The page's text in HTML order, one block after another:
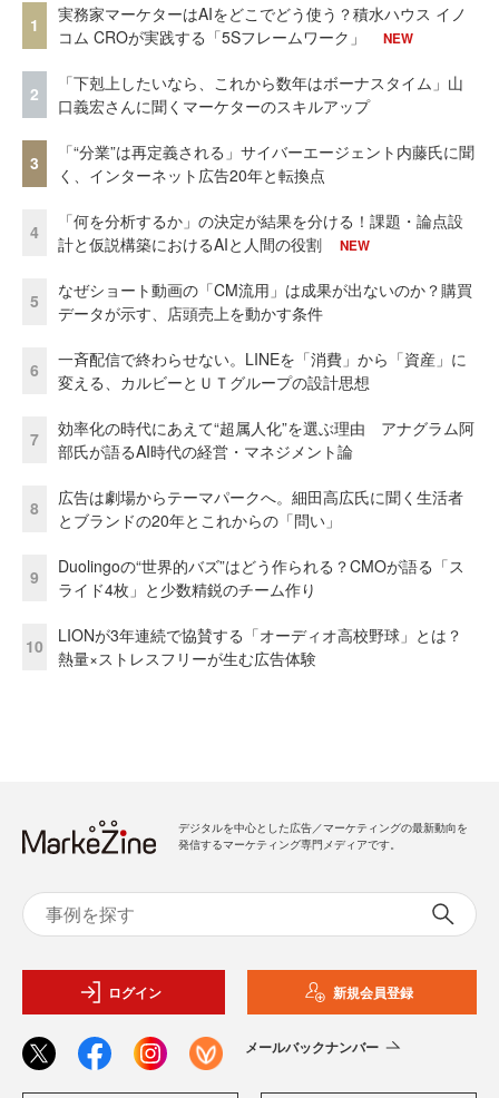
1
実務家マーケターはAIをどこでどう使う？積水ハウス イノ
コム CROが実践する「5Sフレームワーク」
NEW
2
「下剋上したいなら、これから数年はボーナスタイム」山
口義宏さんに聞くマーケターのスキルアップ
3
「“分業”は再定義される」サイバーエージェント内藤氏に聞
く、インターネット広告20年と転換点
4
「何を分析するか」の決定が結果を分ける！課題・論点設
計と仮説構築におけるAIと人間の役割
NEW
5
なぜショート動画の「CM流用」は成果が出ないのか？購買
データが示す、店頭売上を動かす条件
6
一斉配信で終わらせない。LINEを「消費」から「資産」に
変える、カルビーとＵＴグループの設計思想
7
効率化の時代にあえて“超属人化”を選ぶ理由 アナグラム阿
部氏が語るAI時代の経営・マネジメント論
8
広告は劇場からテーマパークへ。細田高広氏に聞く生活者
とブランドの20年とこれからの「問い」
9
Duolingoの“世界的バズ”はどう作られる？CMOが語る「ス
ライド4枚」と少数精鋭のチーム作り
10
LIONが3年連続で協賛する「オーディオ高校野球」とは？
熱量×ストレスフリーが生む広告体験
デジタルを中心とした広告／マーケティングの最新動向を
発信するマーケティング専門メディアです。
ログイン 新規会員登録
メールバックナンバー